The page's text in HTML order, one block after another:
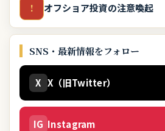
! オフショア投資の注意喚起
SNS・最新情報をフォロー
X X（旧Twitter）
IG Instagram